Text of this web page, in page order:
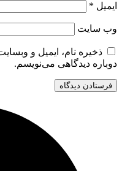
ایمیل *
وب‌ سایت
ذخیره نام، ایمیل و
دوباره دیدگاهی می‌نویسم.